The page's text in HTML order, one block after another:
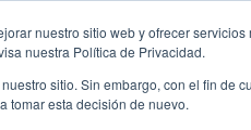
nuestro sitio web y ofrecer
nuestra Política de Privacidad.
sitio. Sin embargo, con el fin de
tomar esta decisión de nuevo.